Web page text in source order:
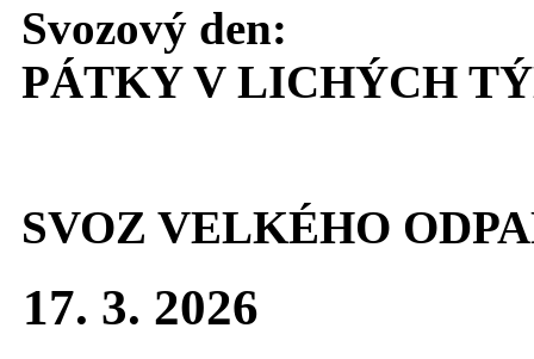
Svozový den:
PÁTKY V LICHÝCH
SVOZ VELKÉHO
17. 3. 2026